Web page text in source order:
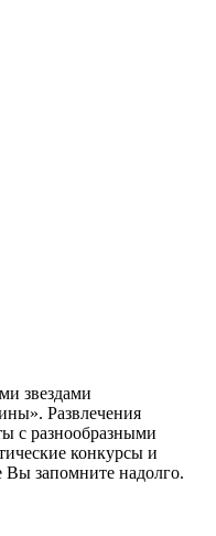
звездами
Развлечения
с разнообразными
конкурсы и
запомните надолго.